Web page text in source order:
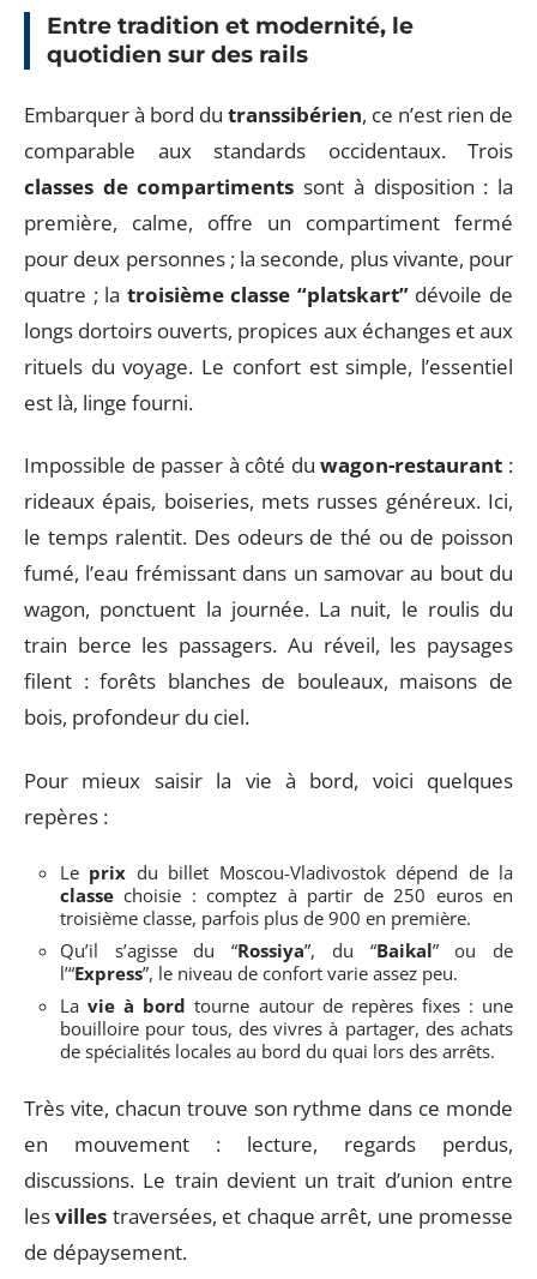
Entre tradition et modernité, le
quotidien sur des rails
Embarquer à bord du transsibérien, ce n’est rien de
comparable aux standards occidentaux. Trois
classes de compartiments sont à disposition : la
première, calme, offre un compartiment fermé
pour deux personnes ; la seconde, plus vivante, pour
quatre ; la troisième classe “platskart”dévoile de
longs dortoirs ouverts, propices aux échanges et aux
rituels du voyage. Le confort est simple, l’essentiel
est là, linge fourni.
Impossible de passer à côté duwagon-restaurant :
rideaux épais, boiseries, mets russes généreux. Ici,
le temps ralentit. Des odeurs de thé ou de poisson
fumé, l’eau frémissant dans un samovar au bout du
wagon, ponctuent la journée. La nuit, le roulis du
train berce les passagers. Au réveil, les paysages
filent : forêts blanches de bouleaux, maisons de
bois, profondeur du ciel.
Pour mieux saisir la vie à bord, voici quelques
repères :
Le prix du billet Moscou-Vladivostok dépend de la
classe choisie : comptez à partir de 250 euros en
troisième classe, parfois plus de 900 en première.
Qu’il s’agisse du “Rossiya”, du “Baikal” ou de
l’“Express”, le niveau de confort varie assez peu.
Lavie à bord tourne autour de repères fixes : une
bouilloire pour tous, des vivres à partager, des achats
de spécialités locales au bord du quai lors des arrêts.
Très vite, chacun trouve son rythme dans ce monde
en mouvement : lecture, regards perdus,
discussions. Le train devient un trait d’union entre
lesvilles traversées, et chaque arrêt, une promesse
de dépaysement.